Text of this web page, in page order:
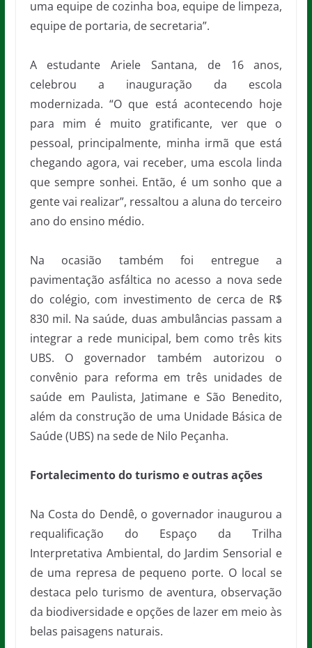
uma equipe de cozinha boa, equipe de limpeza,
equipe de portaria, de secretaria”.
A estudante Ariele Santana, de 16 anos,
celebrou a inauguração da escola
modernizada. “O que está acontecendo hoje
para mim é muito gratificante, ver que o
pessoal, principalmente, minha irmã que está
chegando agora, vai receber, uma escola linda
que sempre sonhei. Então, é um sonho que a
gente vai realizar”, ressaltou a aluna do terceiro
ano do ensino médio.
Na ocasião também foi entregue a
pavimentação asfáltica no acesso a nova sede
do colégio, com investimento de cerca de R$
830 mil. Na saúde, duas ambulâncias passam a
integrar a rede municipal, bem como três kits
UBS. O governador também autorizou o
convênio para reforma em três unidades de
saúde em Paulista, Jatimane e São Benedito,
além da construção de uma Unidade Básica de
Saúde (UBS) na sede de Nilo Peçanha.
Fortalecimento do turismo e outras ações
Na Costa do Dendê, o governador inaugurou a
requalificação do Espaço da Trilha
Interpretativa Ambiental, do Jardim Sensorial e
de uma represa de pequeno porte. O local se
destaca pelo turismo de aventura, observação
da biodiversidade e opções de lazer em meio às
belas paisagens naturais.